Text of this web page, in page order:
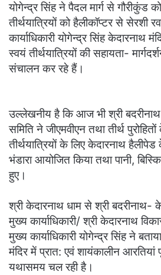
योगेन्द्र सिंह ने पैदल मार्ग से गौरीकुंड
तीर्थयात्रियों को हैलीकॉप्टर से सेरशी
कार्याधिकारी योगेन्द्र सिंह केदारनाथ
स्वयं तीर्थयात्रियों की सहायता-
संचालन कर रहे हैं।
उल्लेखनीय है कि आज भी श्री
समिति ने जीएमवीएन तथा तीर्थ
तीर्थयात्रियों के लिए केदारनाथ
भंडारा आयोजित किया तथा पानी,
हुए।
श्री केदारनाथ धाम से श्री बदरीनाथ-
मुख्य कार्याधिकारी/ श्री केदारनाथ
मुख्य कार्याधिकारी योगेन्द्र सिंह ने
मंदिर में प्रात: एवं शायंकालीन आरतियां
यथासमय चल रही है।